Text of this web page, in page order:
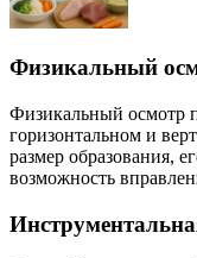
Физикальный
Физикальный осмотр
горизонтальном и
размер образования,
возможность